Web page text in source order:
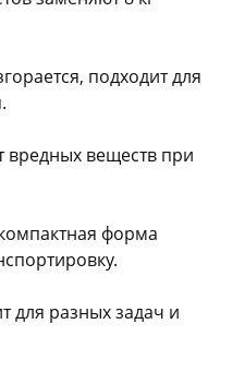
подходит для
вредных веществ при
форма
для разных задач и
раз в 2 недели